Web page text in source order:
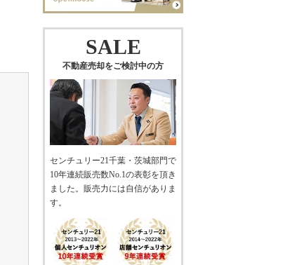
SALE
不動産売却をご検討中の方
センチュリー21千葉・茨城部門で
10年連続販売数No.1の表彰を頂き
ました。販売力には自信がありま
す。